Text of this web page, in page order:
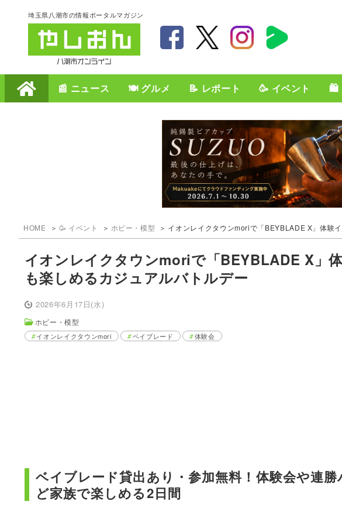
埼玉県八潮市の情報ポータルマガジン
📰 ニュース 🍽️ グルメ 📝 レポート 🥳 イベント 🛍️
HOME 🥳 イベント ホビー・模型 イオンレイクタウンmoriで「BEYBLADE X」体験イ
イオンレイクタウンmoriで「BEYBLADE X」
も楽しめるカジュアルバトルデー
2026年6月17日(水)
ホビー・模型
イオンレイクタウンmori ベイブレード 体験会
ベイブレード貸出あり・参加無料！体験会や連
ど家族で楽しめる2日間